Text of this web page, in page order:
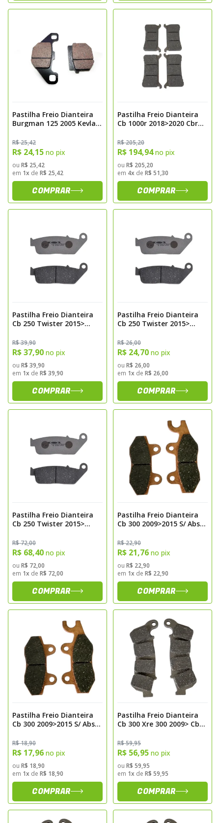
Pastilha Freio Dianteira
Burgman 125 2005 Kevlar
R$ 25,42
R$ 24,15 no pix
ou R$ 25,42
em 1x de R$ 25,42
COMPRAR
Pastilha Freio Dianteira
Cb 1000r 2018>2020 Cbr
2017>2019 Carbon Fischer
Fj3022c
R$ 205,20
R$ 194,94no pix
ou R$ 205,20
em 4x de R$ 51,30
COMPRAR
Pastilha Freio Dianteira
Cb 250 Twister 2015>
Fischer Fj0875c
R$ 39,90
R$ 37,90 no pix
ou R$ 39,90
em 1x de R$ 39,90
COMPRAR
Pastilha Freio Dianteira
Cb 250 Twister 2015>
Fischer Fj0875k
R$ 26,00
R$ 24,70 no pix
ou R$ 26,00
em 1x de R$ 26,00
COMPRAR
Pastilha Freio Dianteira
Cb 250 Twister 2015>
Ceramic Sinterizada
Fischer Fj0875pc
R$ 72,00
R$ 68,40 no pix
ou R$ 72,00
em 1x de R$ 72,00
COMPRAR
Pastilha Freio Dianteira
Cb 300 2009>2015 S/ Abs
Twister Cbx 250
2001>2008 Ybr 125
2000>2008 Carbon Fischer
Fj1850c
R$ 22,90
R$ 21,76 no pix
ou R$ 22,90
em 1x de R$ 22,90
COMPRAR
Pastilha Freio Dianteira
Cb 300 2009>2015 S/ Abs
Twister Cbx 250
2001>2008 Ybr 125
2000>2008 Kevlar Fischer
Fj1850K
R$ 18,90
R$ 17,96 no pix
ou R$ 18,90
em 1x de R$ 18,90
COMPRAR
Pastilha Freio Dianteira
Cb 300 Xre 300 2009> Cb
Carbon Fischer Fj2360c
R$ 59,95
R$ 56,95 no pix
ou R$ 59,95
em 1x de R$ 59,95
COMPRAR